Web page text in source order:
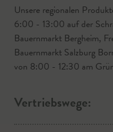
Unsere regionalen
6:00 - 13:00 auf der
Bauernmarkt Bergheim,
Bauernmarkt Salzburg
von 8:00 - 12:30 am
Vertriebswege: